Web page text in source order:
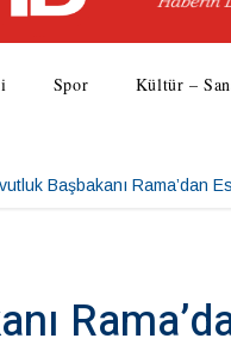
Spor Kültür –
Başbakanı Rama’dan